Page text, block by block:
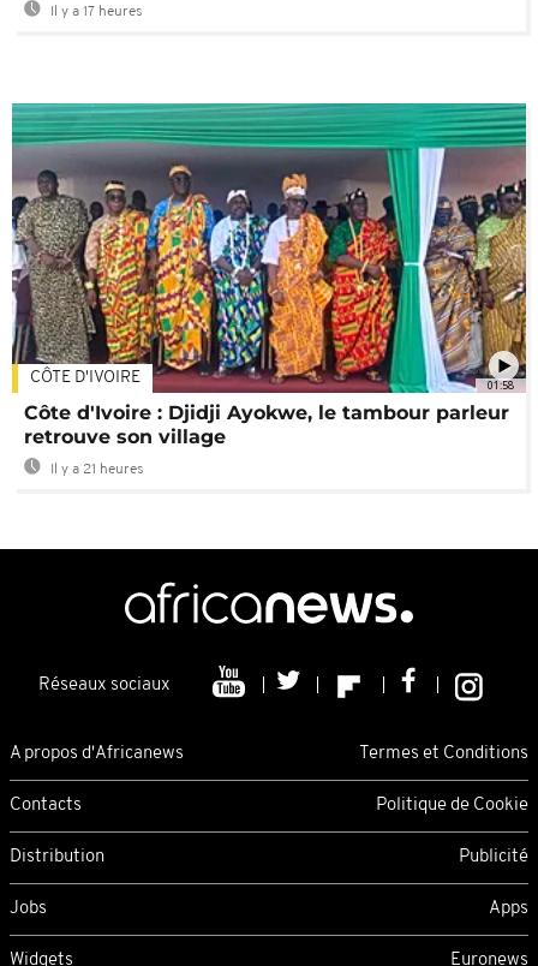
Il y a 17 heures
01:58
CÔTE D'IVOIRE
Côte d'Ivoire : Djidji Ayokwe, le tambour parleur
retrouve son village
Il y a 21 heures
Réseaux sociaux
A propos d'Africanews Termes et Conditions
Contacts Politique de Cookie
Distribution Publicité
Jobs Apps
Widgets Euronews